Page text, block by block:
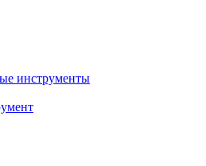
инструменты